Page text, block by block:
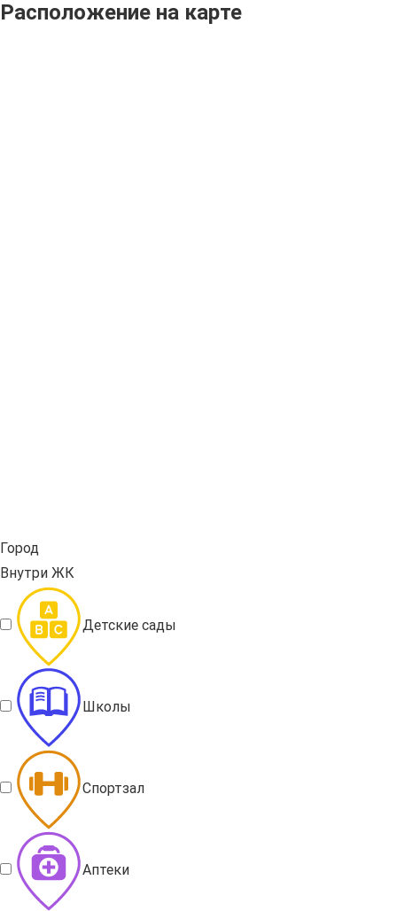
Расположение на карте
Город
Внутри ЖК
Детские сады
Школы
Спортзал
Аптеки